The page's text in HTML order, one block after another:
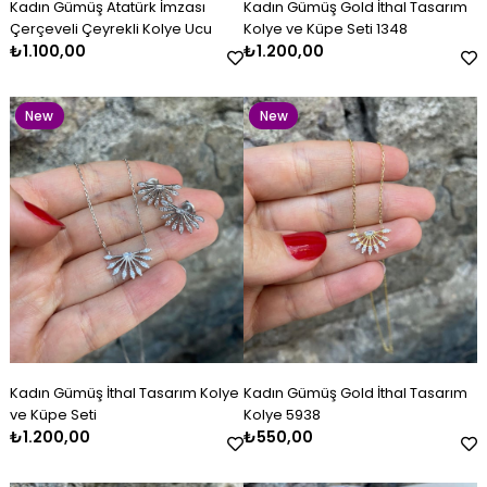
Kadın Gümüş Kazaziye Kombin
Set
₺4.800,00
Kadın Gümüş Çift Renkli
Kazaziye Küpe
₺500,00
Kadın Gümüş İthal Tasarım
Kolye ve Küpe Seti
₺1.200,00
Kadın Gümüş Gold İthal
Tasarım Kolye 5938
₺550,00
New
Item
New
Item
Kadın Gümüş Lacivert Beyaz
Mineli Kelepçe
₺2.600,00
Kadın Gümüş Baget Bileklik
₺2.800,00
Kadın Gümüş Atatürk İmzası
Çerçeveli Çeyrekli Kolye Ucu
₺1.100,00
Kadın Gümüş Gold İthal Tasarım
Kolye ve Küpe Seti 1348
₺1.200,00
Kadın Gümüş İthal Tasarım Kolye
ve Küpe Seti
₺1.200,00
New
Item
Kadın Gümüş Gold İthal Tasarım
Kolye 5938
₺550,00
New
Item